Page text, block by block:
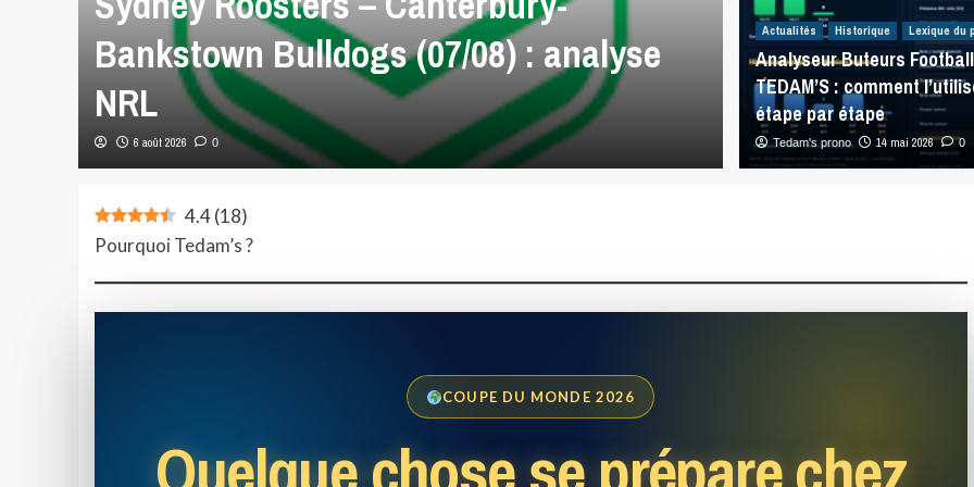
Bankstown Bulldogs (07/08) : analyse
NRL
6 août 2026 0
Analyses Match
Warriors –
analyse NRL
5 août 2026 0
Actualités Historique Lexique du
Analyseur Buteurs Football
TEDAM’S : comment
étape par étape
Tedam's prono 14 mai 2026 0
4.4 (18)
Pourquoi Tedam’s ?
COUPE DU MONDE 2026